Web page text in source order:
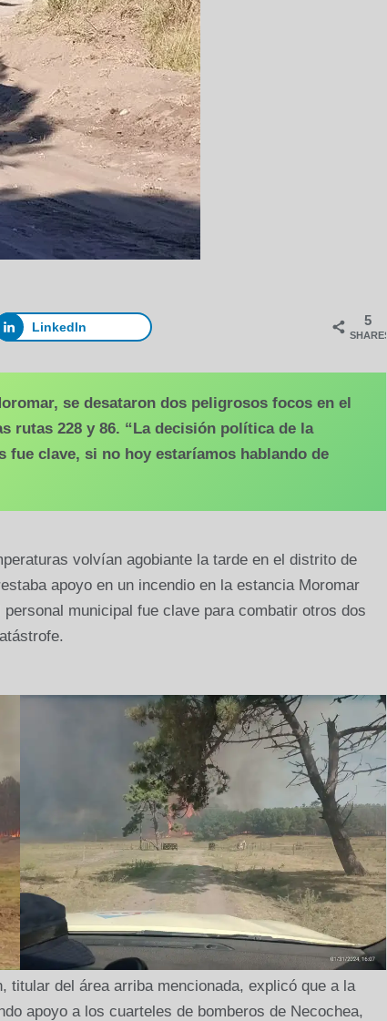
5
SHARES
LinkedIn
se desataron dos peligrosos focos en el
rutas 228 y 86. “La decisión política de la
clave, si no hoy estaríamos hablando de
volvían agobiante la tarde en el distrito de
apoyo en un incendio en la estancia Moromar
municipal fue clave para combatir otros dos
titular del área arriba mencionada, explicó que a la
apoyo a los cuarteles de bomberos de Necochea,